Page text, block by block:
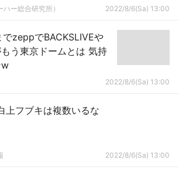
ー総合研究所） 2022/8/6(Sa) 13:00
でzeppでBACKSLIVEや
う東京ドームとは 気持
w
2022/8/6(Sa) 13:00
上フブキは複数いるな
2022/8/6(Sa) 13:00